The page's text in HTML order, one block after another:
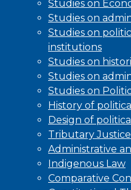
Studies on
Studies on
Studies on
institutions
Studies on
Studies on
Studies on
History of
Design of
Tributary Justice
Administrative
Indigenous Law
Comparative